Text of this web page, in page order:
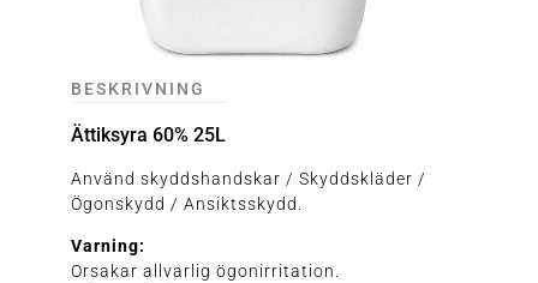
BESKRIVNING
Ättiksyra 60% 25L
Använd skyddshandskar / Skyddskläder /
Ögonskydd / Ansiktsskydd.
Varning:
Orsakar allvarlig ögonirritation.